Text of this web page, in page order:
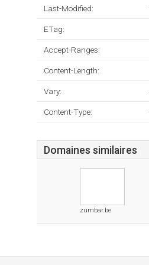
Last-Modified:
ETag:
Accept-Ranges:
Content-Length:
Vary:
Content-Type:
Domaines similaires
zumbar.be